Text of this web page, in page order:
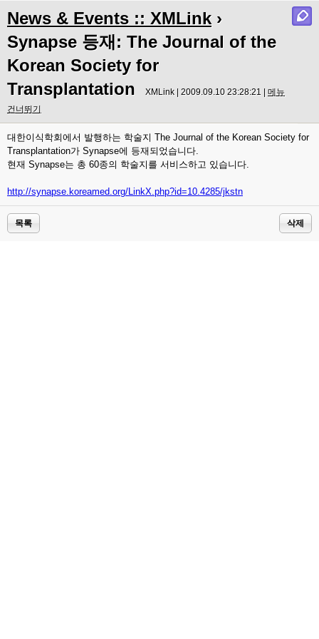
News & Events :: XMLink ›
Synapse 등재: The Journal of the
Korean Society for
Transplantation
XMLink | 2009.09.10 23:28:21 | 메뉴
건너뛰기
대한이식학회에서 발행하는 학술지 The Journal of the Korean Society for
Transplantation가 Synapse에 등재되었습니다.
현재 Synapse는 총 60종의 학술지를 서비스하고 있습니다.
http://synapse.koreamed.org/LinkX.php?id=10.4285/jkstn
목록 삭제